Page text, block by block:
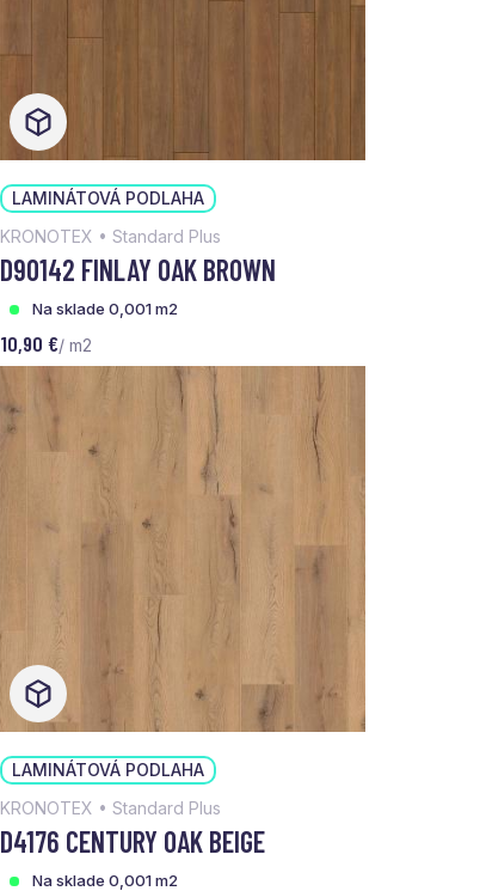
LAMINÁTOVÁ PODLAHA
KRONOTEX • Standard Plus
D90142 FINLAY OAK BROWN
Na sklade 0,001 m2
10,90 €/ m2
LAMINÁTOVÁ PODLAHA
KRONOTEX • Standard Plus
D4176 CENTURY OAK BEIGE
Na sklade 0,001 m2